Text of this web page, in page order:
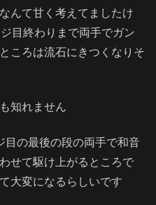
んて甘く考えてましたけ
目終わりまで両手でガン
ころは流石にきつくなりそ
知れません
目の最後の段の両手で和音
せて駆け上がるところで
大変になるらしいです